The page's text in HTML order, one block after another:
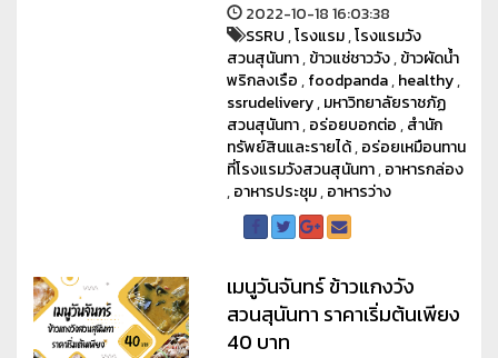
2022-10-18 16:03:38
SSRU,โรงแรม,โรงแรมวัง
สวนสุนันทา,ข้าวแช่ชาววัง,ข้าวผัดน้ำ
พริกลงเรือ,foodpanda,healthy,
ssrudelivery,มหาวิทยาลัยราชภัฏ
สวนสุนันทา,อร่อยบอกต่อ,สำนัก
ทรัพย์สินและรายได้,อร่อยเหมือนทาน
ที่โรงแรมวังสวนสุนันทา,อาหารกล่อง
,อาหารประชุม,อาหารว่าง
เมนูวันจันทร์ ข้าวแกงวัง
สวนสุนันทา ราคาเริ่มต้นเพียง
40 บาท